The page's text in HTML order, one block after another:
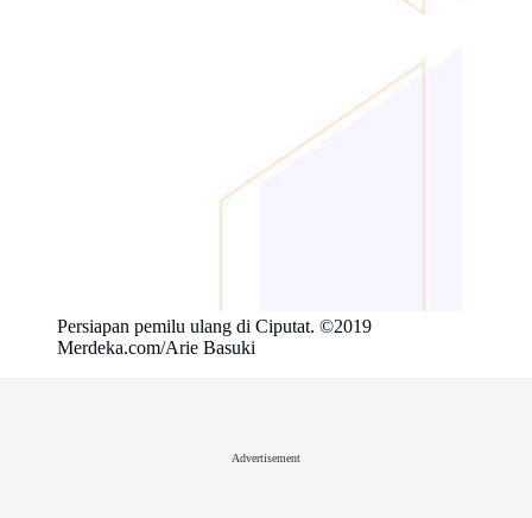
Persiapan pemilu ulang di Ciputat. ©2019
Merdeka.com/Arie Basuki
Advertisement